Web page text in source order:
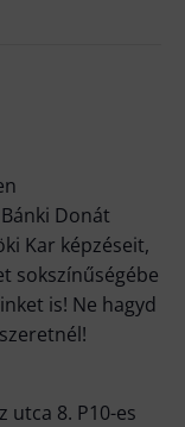
Donát
Kar képzéseit,
sokszínűségébe
is! Ne hagyd
utca 8. P10-es